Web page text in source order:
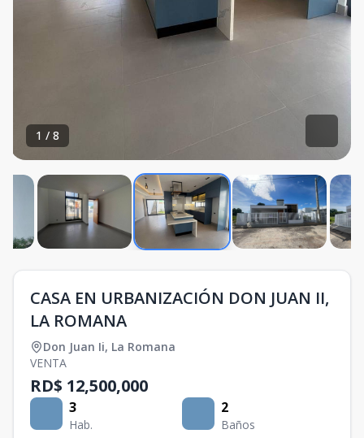
1 / 8
CASA EN URBANIZACIÓN DON JUAN II,
LA ROMANA
Don Juan Ii, La Romana
VENTA
RD$ 12,500,000
3
Hab.
2
Baños